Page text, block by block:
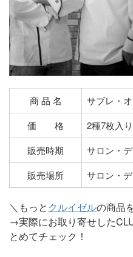
商 品 名
サブレ・
価 格
2種7枚入
販売時期
サロン・
販売場所
サロン・
＼もっと クルイゼルの商品
→実際にお取り寄せした
とめてチェック！